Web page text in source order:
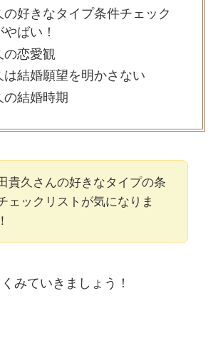
の好きなタイプ条件チェック
ばい！
の恋愛観
は結婚願望を明かさない
の結婚時期
貴久さんの好きなタイプの条
ェックリストが気になりま
みていきましょう！